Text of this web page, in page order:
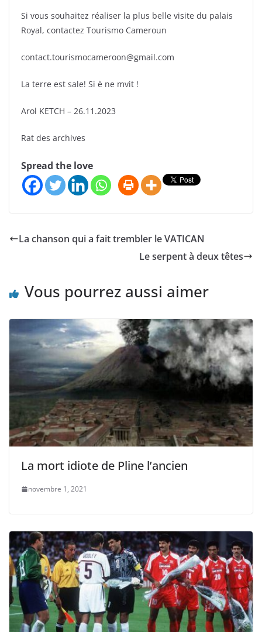
Si vous souhaitez réaliser la plus belle visite du palais
Royal, contactez Tourismo Cameroun
contact.tourismocameroon@gmail.com
La terre est sale! Si è ne mvit !
Arol KETCH – 26.11.2023
Rat des archives
Spread the love
La chanson qui a fait trembler le VATICAN
Le serpent à deux têtes
Vous pourrez aussi aimer
La mort idiote de Pline l’ancien
novembre 1, 2021